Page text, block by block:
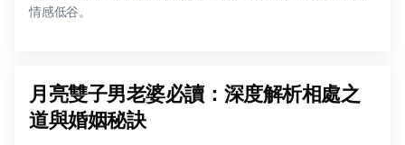
情感低谷。
月亮雙子男老婆必讀：深度解析相處之
道與婚姻秘訣